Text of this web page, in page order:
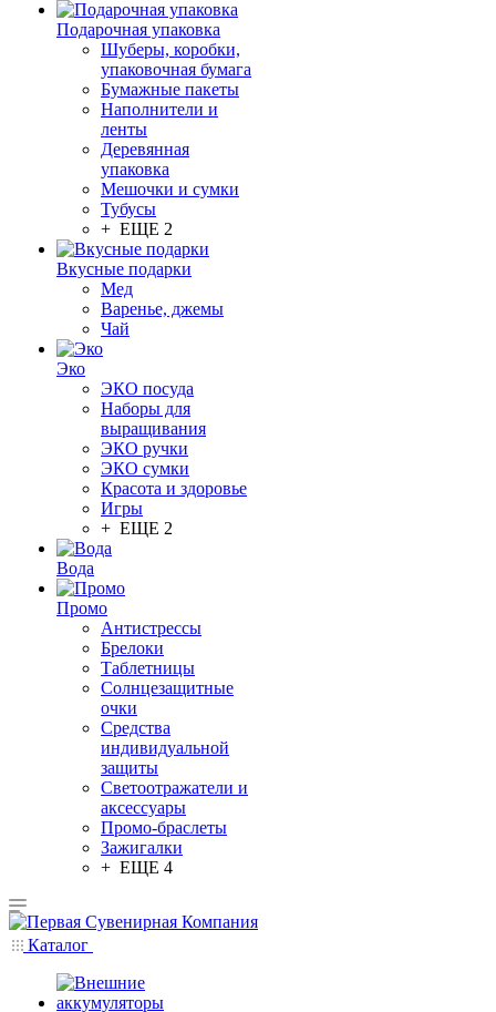
Подарочная упаковка
Шуберы, коробки,
упаковочная бумага
Бумажные пакеты
Наполнители и
ленты
Деревянная
упаковка
Мешочки и сумки
Тубусы
+ ЕЩЕ 2
Вкусные подарки
Мед
Варенье, джемы
Чай
Эко
ЭКО посуда
Наборы для
выращивания
ЭКО ручки
ЭКО сумки
Красота и здоровье
Игры
+ ЕЩЕ 2
Вода
Промо
Антистрессы
Брелоки
Таблетницы
Солнцезащитные
очки
Средства
индивидуальной
защиты
Светоотражатели и
аксессуары
Промо-браслеты
Зажигалки
+ ЕЩЕ 4
Каталог